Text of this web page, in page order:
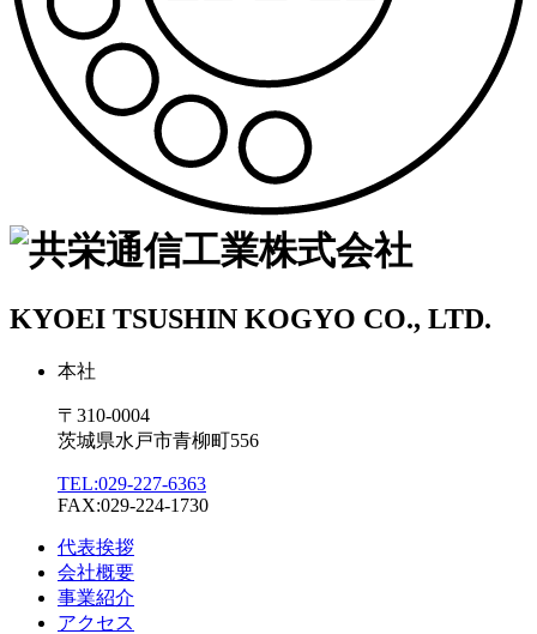
KYOEI TSUSHIN KOGYO CO., LTD.
本社
〒310-0004
茨城県水戸市青柳町556
TEL:029-227-6363
FAX:029-224-1730
代表挨拶
会社概要
事業紹介
アクセス